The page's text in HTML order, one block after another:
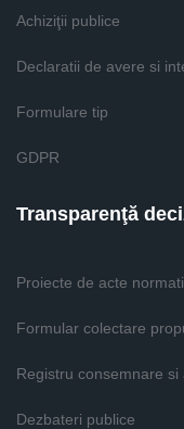
Achiziţii publice
Declaratii de avere si
Formulare tip
GDPR
Transparenţă
Proiecte de acte
Formular colectare
Registru consemnare
Dezbateri publice